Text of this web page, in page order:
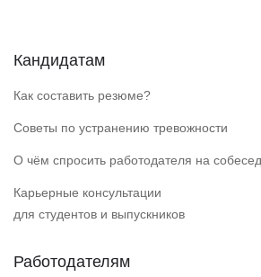
Кандидатам
Как составить резюме?
Советы по устранению тревожности
О чём спросить работодателя на
Карьерные консультации
для студентов и выпускников
Работодателям